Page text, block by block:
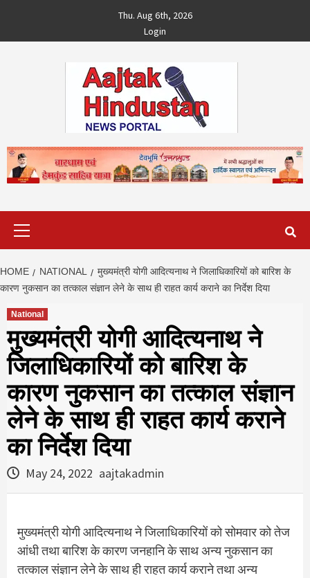
content
Thu. Aug 6th, 2026
Login
HOME NATIONAL
मुख्यमंत्री योगी आदित्यनाथ ने जिलाधिकारियों को बारिश के
कारण नुकसान का तत्काल संज्ञान लेने के साथ ही राहत कार्य कराने का निर्देश दिया
National
मुख्यमंत्री योगी आदित्यनाथ ने
जिलाधिकारियों को बारिश के
कारण नुकसान का तत्काल संज्ञान
लेने के साथ ही राहत कार्य कराने
का निर्देश दिया
May 24, 2022 aajtakadmin
मुख्यमंत्री योगी आदित्यनाथ ने जिलाधिकारियों को सोमवार को तेज
आंधी तथा बारिश के कारण जनहानि के साथ अन्य नुकसान का
तत्काल संज्ञान लेने के साथ ही राहत कार्य कराने तथा अन्य